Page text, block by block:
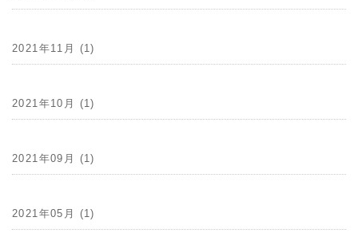
2021年11月 (1)
2021年10月 (1)
2021年09月 (1)
2021年05月 (1)